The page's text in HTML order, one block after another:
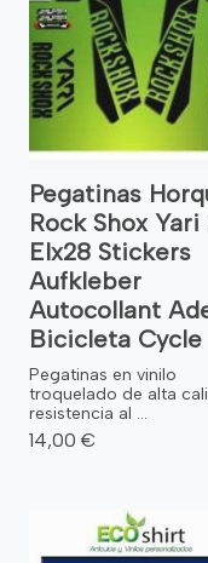
Pegatinas
Rock Shox Yari
Elx28 Stickers
Aufkleber
Autocollant
Bicicleta Cycle
Pegatinas en vinilo
troquelado de alta
resistencia al ...
14,00 €